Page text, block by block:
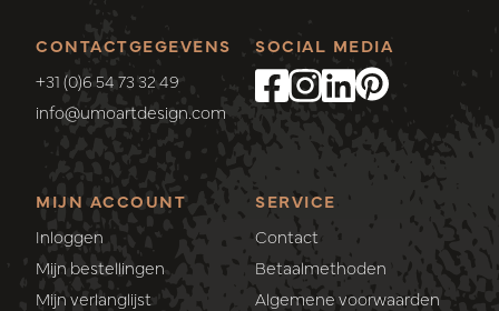
CONTACTGEGEVENS
+31 (0)6 54 73 32 49
info@umoartdesign.com
MIJN ACCOUNT
Inloggen
Mijn bestellingen
Mijn verlanglijst
SERVICE
Contact
Betaalmethoden
Algemene voorwaarden
SOCIAL MEDIA